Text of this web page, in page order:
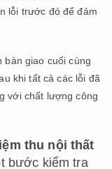
lỗi trước đó để đảm
bàn giao cuối cùng
khi tất cả các lỗi đã
với chất lượng công
thu nội thất
bước kiểm tra